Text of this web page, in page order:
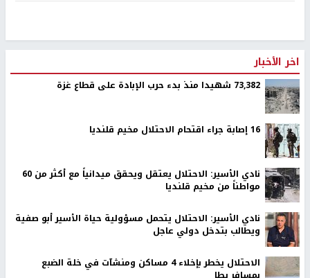
اخر الأخبار
73,382 شهيدا منذ بدء حرب الإبادة على قطاع غزة
16 إصابة جراء اقتحام الاحتلال مخيم قلنديا
نادي الأسير: الاحتلال يعتقل ويحقق ميدانياً مع أكثر من 60
مواطناً من مخيم قلنديا
نادي الأسير: الاحتلال يتحمل مسؤولية حياة الأسير أبو صفية
ويطالب بتدخل دولي عاجل
الاحتلال يخطر بإخلاء 4 مساكن ومنشآت في خلة الضبع